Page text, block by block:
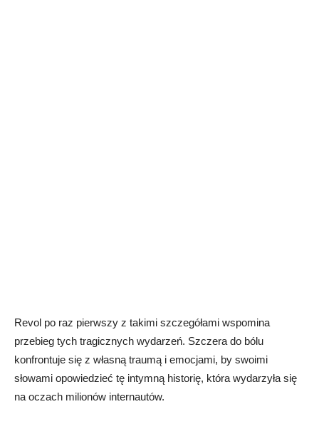
Revol po raz pierwszy z takimi szczegółami wspomina
przebieg tych tragicznych wydarzeń. Szczera do bólu
konfrontuje się z własną traumą i emocjami, by swoimi
słowami opowiedzieć tę intymną historię, która wydarzyła się
na oczach milionów internautów.